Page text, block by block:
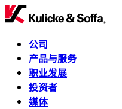
公司
产品与服务
职业发展
投资者
媒体